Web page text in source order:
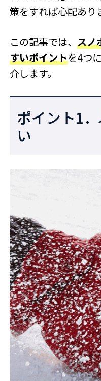
策をすれば心配あり
この記事では、スノ
すいポイントを4つ
介します。
ポイント1
い